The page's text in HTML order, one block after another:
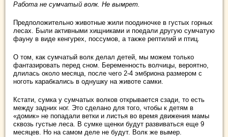
Работа не сумчатый волк. Не вымрет.
Предположительно животные жили поодиночке в густых горных
лесах. Были активными хищниками и поедали другую сумчатую
фауну в виде кенгурех, поссумов, а также рептилий и птиц.
О том, как сумчатый волк делал детей, мы можем только
фантазировать перед сном. Беременность волчицы, вероятно,
длилась около месяца, после чего 2-4 эмбриона размером с
ноготь карабкались в однушку на животе самки.
Кстати, сумка у сумчатых волков открывается сзади, то есть
между задних ног. Это сделано для того, чтобы к детям в
«домик» не попадали ветки и листья во время движения мамы
сквозь густые леса. В сумке щенки будут развиваться еще 9
месяцев. Но на самом деле не будут. Волк же вымер.